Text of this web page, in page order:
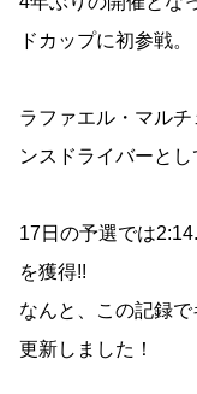
ドカップに初参戦。
ラファエル・マル
ンスドライバーと
17日の予選では
を獲得!!
なんと、この記録
更新しました！